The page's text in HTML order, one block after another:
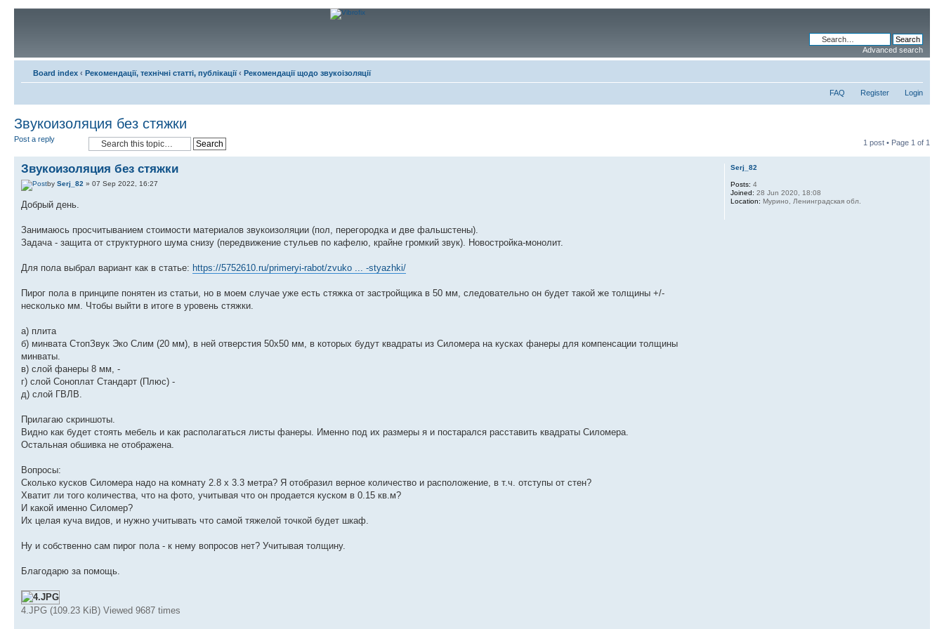
Advanced search
Board index ‹ Рекомендації, технічні статті, публікації ‹ Рекомендації щодо звукоізоляції
FAQ Register Login
Звукоизоляция без стяжки
Post a reply 1 post • Page 1 of 1
Звукоизоляция без стяжки
by Serj_82 » 07 Sep 2022, 16:27
Добрый день.
Занимаюсь просчитыванием стоимости материалов звукоизоляции (пол, перегородка и две фальшстены).
Задача - защита от структурного шума снизу (передвижение стульев по кафелю, крайне громкий звук). Новостройка-монолит.
Для пола выбрал вариант как в статье: https://5752610.ru/primeryi-rabot/zvuko ... -styazhki/
Пирог пола в принципе понятен из статьи, но в моем случае уже есть стяжка от застройщика в 50 мм, следовательно он будет такой же толщины +/-
несколько мм. Чтобы выйти в итоге в уровень стяжки.
а) плита
б) минвата СтопЗвук Эко Слим (20 мм), в ней отверстия 50х50 мм, в которых будут квадраты из Силомера на кусках фанеры для компенсации толщины
минваты.
в) слой фанеры 8 мм, -
г) слой Соноплат Стандарт (Плюс) -
д) слой ГВЛВ.
Прилагаю скриншоты.
Видно как будет стоять мебель и как располагаться листы фанеры. Именно под их размеры я и постарался расставить квадраты Силомера.
Остальная обшивка не отображена.
Вопросы:
Сколько кусков Силомера надо на комнату 2.8 х 3.3 метра? Я отобразил верное количество и расположение, в т.ч. отступы от стен?
Хватит ли того количества, что на фото, учитывая что он продается куском в 0.15 кв.м?
И какой именно Силомер?
Их целая куча видов, и нужно учитывать что самой тяжелой точкой будет шкаф.
Ну и собственно сам пирог пола - к нему вопросов нет? Учитывая толщину.
Благодарю за помощь.
4.JPG (109.23 KiB) Viewed 9687 times
Serj_82
Posts: 4
Joined: 28 Jun 2020, 18:08
Location: Мурино, Ленинградская обл.